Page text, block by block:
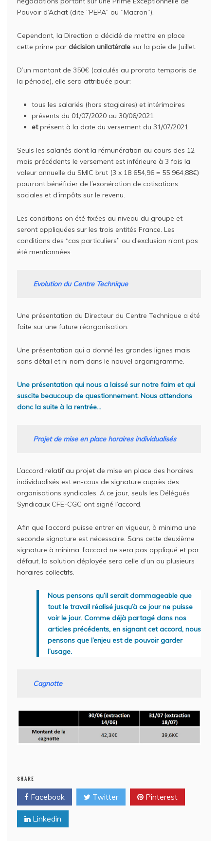
Pouvoir d’Achat (dite “PEPA” ou “Macron”).
Cependant, la Direction a décidé de mettre en place
cette prime par décision unilatérale sur la paie de Juillet.
D’un montant de 350€ (calculés au prorata temporis de
la période), elle sera attribuée pour:
tous les salariés (hors stagiaires) et intérimaires
présents du 01/07/2020 au 30/06/2021
etprésent à la date du versement du 31/07/2021
Seuls les salariés dont la rémunération au cours des 12
mois précédents le versement est inférieure à 3 fois la
valeur annuelle du SMIC brut (3 x 18 654,96 = 55 964,88€)
pourront bénéficier de l’exonération de cotisations
sociales et d’impôts sur le revenu.
Les conditions on été fixées au niveau du groupe et
seront appliquées sur les trois entités France. Les
conditions des “cas particuliers” ou d’exclusion n’ont pas
été mentionnées.
Evolution du Centre Technique
Une présentation du Directeur du Centre Technique a été
faite sur une future réorganisation.
Une présentation qui a donné les grandes lignes mais
sans détail et ni nom dans le nouvel organigramme.
Une présentation qui nous a laissé sur notre faim et qui
suscite beaucoup de questionnement. Nous attendons
donc la suite à la rentrée…
Projet de mise en place horaires individualisés
L’accord relatif au projet de mise en place des horaires
individualisés est en-cous de signature auprès des
organisations syndicales. A ce jour, seuls les Délégués
Syndicaux CFE-CGC ont signé l’accord.
Afin que l’accord puisse entrer en vigueur, à minima une
seconde signature est nécessaire. Sans cette deuxième
signature à minima, l’accord ne sera pas appliqué et par
défaut, la solution déployée sera celle d’un ou plusieurs
horaires collectifs.
Nous pensons qu’il serait dommageable que
tout le travail réalisé jusqu’à ce jour ne puisse
voir le jour. Comme déjà partagé dans nos
articles précédents, en signant cet accord, nous
pensons que l’enjeu est de pouvoir garder
l’usage.
Cagnotte
SHARE
Facebook Twitter Pinterest
Linkedin